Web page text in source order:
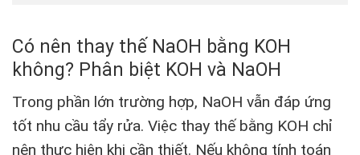
Có nên thay thế NaOH bằng KOH
không? Phân biệt KOH và NaOH
Trong phần lớn trường hợp, NaOH vẫn đáp ứng
tốt nhu cầu tẩy rửa. Việc thay thế bằng KOH chỉ
nên thực hiện khi cần thiết. Nếu không tính toán